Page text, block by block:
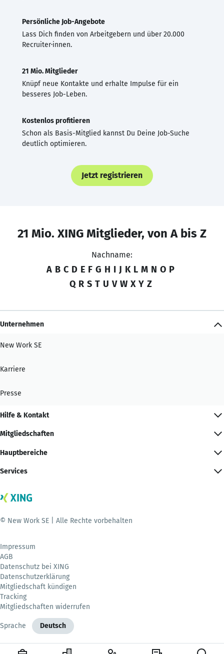
Persönliche Job-Angebote
Lass Dich finden von Arbeitgebern und über 20.000
Recruiter·innen.
21 Mio. Mitglieder
Knüpf neue Kontakte und erhalte Impulse für ein
besseres Job-Leben.
Kostenlos profitieren
Schon als Basis-Mitglied kannst Du Deine Job-Suche
deutlich optimieren.
Jetzt registrieren
21 Mio. XING Mitglieder, von A bis Z
Nachname:
A B C D E F G H I J K L M N O P
Q R S T U V W X Y Z
Unternehmen
New Work SE
Karriere
Presse
Hilfe & Kontakt
Mitgliedschaften
Hauptbereiche
Services
© New Work SE | Alle Rechte vorbehalten
Impressum
AGB
Datenschutz bei XING
Datenschutzerklärung
Mitgliedschaft kündigen
Tracking
Mitgliedschaften widerrufen
Sprache Deutsch